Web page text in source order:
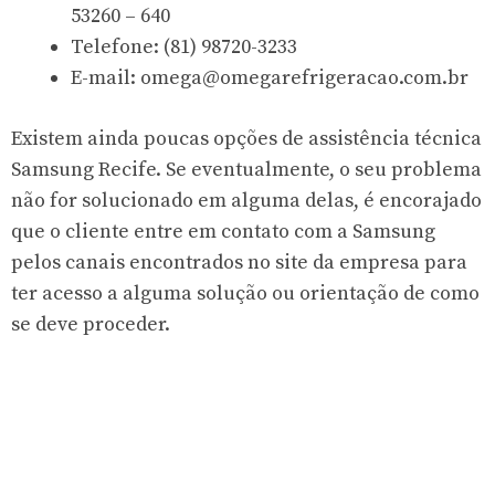
53260 – 640
Telefone: (81) 98720-3233
E-mail: omega@omegarefrigeracao.com.br
Existem ainda poucas opções de assistência técnica
Samsung Recife. Se eventualmente, o seu problema
não for solucionado em alguma delas, é encorajado
que o cliente entre em contato com a Samsung
pelos canais encontrados no site da empresa para
ter acesso a alguma solução ou orientação de como
se deve proceder.